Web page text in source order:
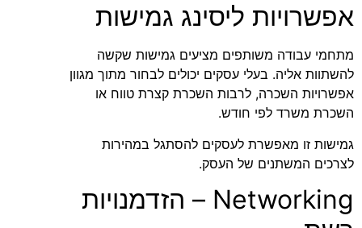
אפשרויות ליסינג גמישות
מתחמי עבודה משותפים מציעים גמישות שקשה
להשתוות אליה. בעלי עסקים יכולים לבחור מתוך מגוון
אפשרויות השכרה, לרבות השכרת קצרת טווח או
השכרת משרד לפי חודש.
גמישות זו מאפשרת לעסקים להסתגל במהירות
לצרכים המשתנים של העסק.
Networking – הזדמנויות